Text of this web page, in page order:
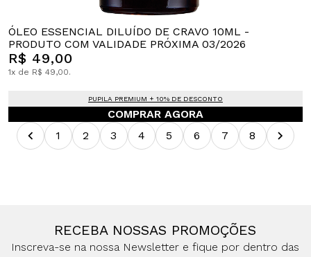
ÓLEO ESSENCIAL DILUÍDO DE CRAVO 10ML -
PRODUTO COM VALIDADE PRÓXIMA 03/2026
R$ 49,00
1x de R$ 49,00.
PUPILA PREMIUM + 10% DE DESCONTO
COMPRAR AGORA
1
2 3 4 5 6 7 8
RECEBA NOSSAS PROMOÇÕES
Inscreva-se na nossa Newsletter e fique por dentro das